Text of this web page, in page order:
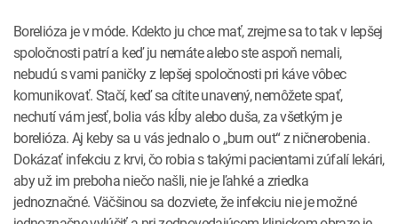
Borelióza je v móde. Kdekto ju chce mať, zrejme sa to tak v lepšej
spoločnosti patrí a keď ju nemáte alebo ste aspoň nemali,
nebudú s vami paničky z lepšej spoločnosti pri káve vôbec
komunikovať. Stačí, keď sa cítite unavený, nemôžete spať,
nechutí vám jesť, bolia vás kĺby alebo duša, za všetkým je
borelióza. Aj keby sa u vás jednalo o „burn out“ z ničnerobenia.
Dokázať infekciu z krvi, čo robia s takými pacientami zúfalí lekári,
aby už im preboha niečo našli, nie je ľahké a zriedka
jednoznačné. Väčšinou sa dozviete, že infekciu nie je možné